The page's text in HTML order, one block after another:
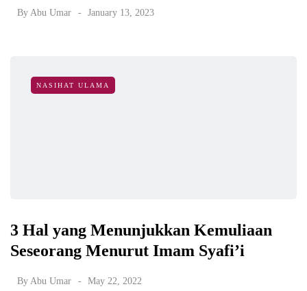
By Abu Umar January 13, 2023
NASIHAT ULAMA
3 Hal yang Menunjukkan Kemuliaan
Seseorang Menurut Imam Syafi’i
By Abu Umar May 22, 2022